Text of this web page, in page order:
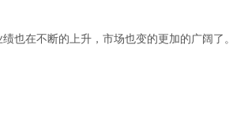
也在不断的上升，市场也变的更加的广阔了。